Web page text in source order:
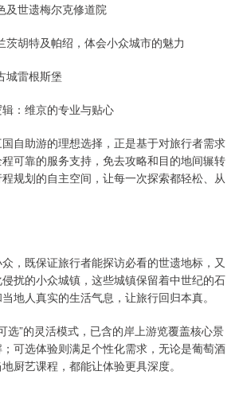
及世遗梅尔克修道院
茨胡特及帕绍，体会小众城市的魅力
城雷根斯堡
：维京的专业与贴心
自助游的理想选择，正是基于对旅行者需求
可靠的服务支持，免去攻略和目的地间辗转
规划的自主空间，让每一次探索都轻松、从
，既保证旅行者能探访必看的世遗地标，又
扰的小众城镇，这些城镇保留着中世纪的石
地人真实的生活气息，让旅行回归本真。
选”的灵活模式，已含的岸上游览覆盖核心景
可选体验则满足个性化需求，无论是葡萄酒
厨艺课程，都能让体验更具深度。